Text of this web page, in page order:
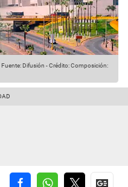
Fuente: Difusión -Crédito: Composición: